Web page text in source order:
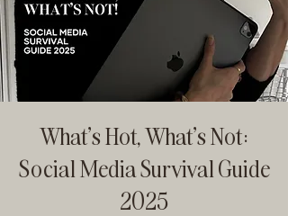
What’s Hot, What’s Not:
Social Media Survival Guide
2025